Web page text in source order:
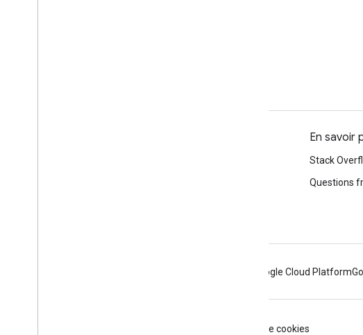
En savoir
Stack
Questions
Google Cloud Platform
Manage cookies